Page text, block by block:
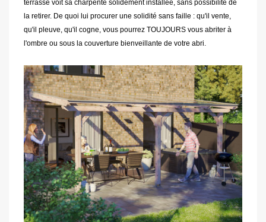
terrasse voit sa charpente solidement installée, sans possibilité de
la retirer. De quoi lui procurer une solidité sans faille : qu'il vente,
qu'il pleuve, qu'il cogne, vous pourrez TOUJOURS vous abriter à
l'ombre ou sous la couverture bienveillante de votre abri.